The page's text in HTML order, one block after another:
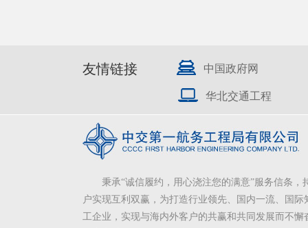
友情链接 中国政府网
华北交通工程
秉承“诚信履约，用心浇注您的满意”服务信条，
户实现互利双赢，为打造行业领先、国内一流、国际
工企业，实现与海内外客户的共赢和共同发展而不懈